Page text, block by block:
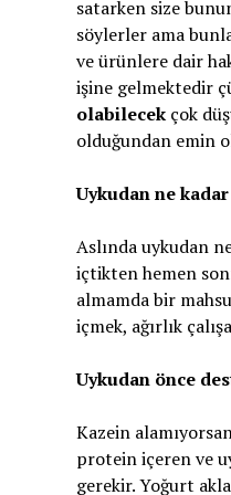
satarken size
söylerler ama
ve ürünlere dair
işine gelmektedir
olabilecekçok
olduğundan emin
Uykudan ne
Aslında uykudan
içtikten hemen
almamda bir
içmek, ağırlık
Uykudan önce
Kazein
protein içeren ve
gerekir. Yoğurt